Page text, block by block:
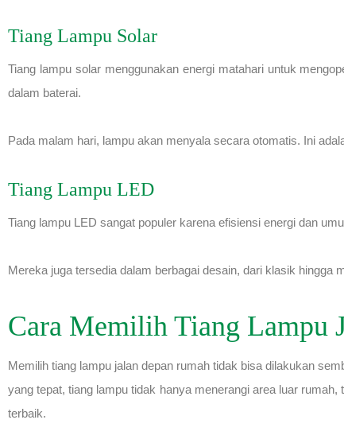
Tiang Lampu Solar
Tiang lampu solar menggunakan energi matahari untuk
dalam baterai.
Pada malam hari, lampu akan menyala secara otomatis. Ini
Tiang Lampu LED
Tiang lampu LED sangat populer karena efisiensi energi dan
Mereka juga tersedia dalam berbagai desain, dari klasik hingga
Cara Memilih Tiang Lampu
Memilih tiang lampu jalan depan rumah tidak bisa dilakukan
yang tepat, tiang lampu tidak hanya menerangi area luar
terbaik.